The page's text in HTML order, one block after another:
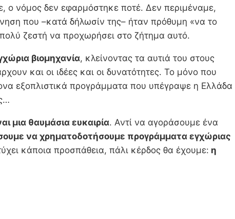
ο νόμος δεν εφαρμόστηκε ποτέ. Δεν περιμέναμε,
που –κατά δήλωσίν της– ήταν πρόθυμη «να το
ζεστή να προχωρήσει στο ζήτημα αυτό.
βιομηχανία, κλείνοντας τα αυτιά του στους
και οι ιδέες και οι δυνατότητες. Το μόνο που
εξοπλιστικά προγράμματα που υπέγραψε η Ελλάδα
θαυμάσια ευκαιρία. Αντί να αγοράσουμε ένα
να χρηματοδοτήσουμε προγράμματα εγχώριας
κάποια προσπάθεια, πάλι κέρδος θα έχουμε: η